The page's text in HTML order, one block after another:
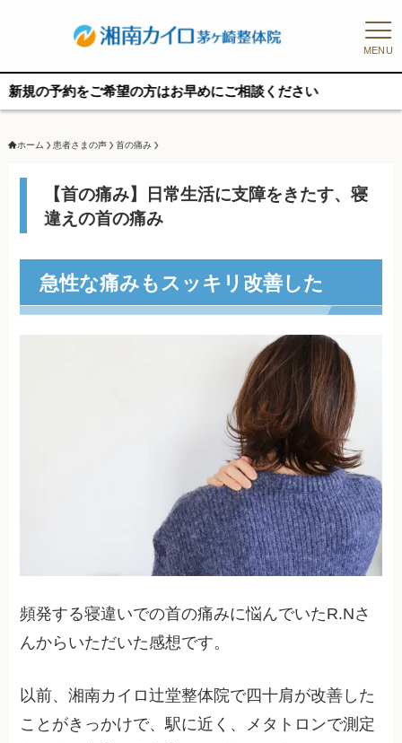
MENU
をご希望の方はお早めにご相談ください
ホーム 患者さまの声 首の痛み
【首の痛み】日常生活に支障をきたす、寝
違えの首の痛み
急性な痛みもスッキリ改善した
頻発する寝違いでの首の痛みに悩んでいたR.Nさ
んからいただいた感想です。
以前、湘南カイロ辻堂整体院で四十肩が改善した
ことがきっかけで、駅に近く、メタトロンで測定